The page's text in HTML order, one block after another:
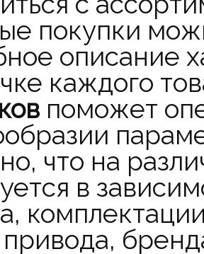
покупки
описание
каждого
поможет
что на
в